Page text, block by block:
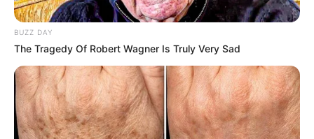
BUZZ DAY
The Tragedy Of Robert Wagner Is Truly Very Sad